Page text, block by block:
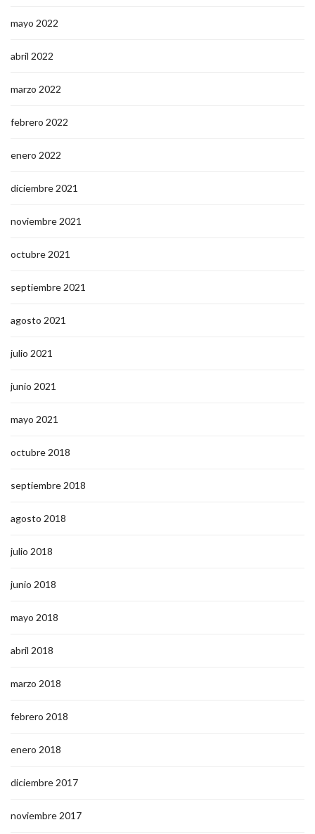
mayo 2022
abril 2022
marzo 2022
febrero 2022
enero 2022
diciembre 2021
noviembre 2021
octubre 2021
septiembre 2021
agosto 2021
julio 2021
junio 2021
mayo 2021
octubre 2018
septiembre 2018
agosto 2018
julio 2018
junio 2018
mayo 2018
abril 2018
marzo 2018
febrero 2018
enero 2018
diciembre 2017
noviembre 2017